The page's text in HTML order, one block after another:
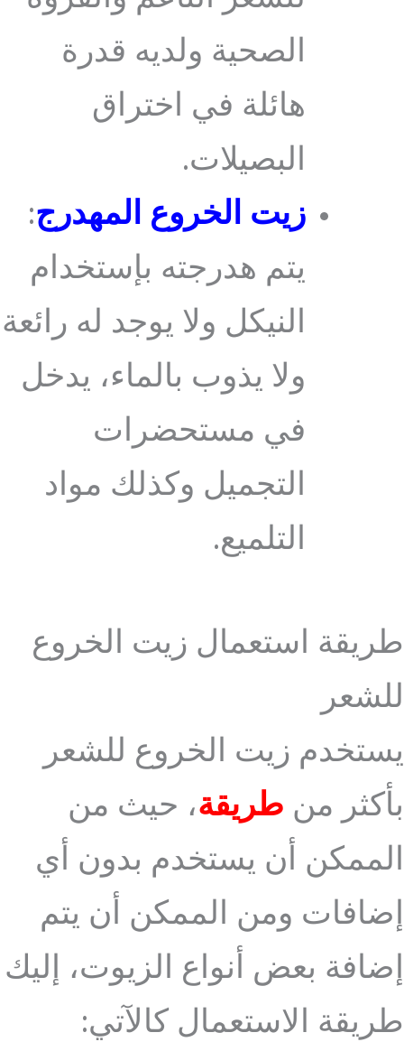
الصحية ولديه قدرة
هائلة في اختراق
البصيلات.
زيت الخروع المهدرج:
يتم هدرجته بإستخدام
النيكل ولا يوجد له رائعة
ولا يذوب بالماء، يدخل
في مستحضرات
التجميل وكذلك مواد
التلميع.
طريقة استعمال زيت الخروع
للشعر
يستخدم زيت الخروع للشعر
بأكثر من طريقة، حيث من
الممكن أن يستخدم بدون أي
إضافات ومن الممكن أن يتم
إضافة بعض أنواع الزيوت، إليك
طريقة الاستعمال كالآتي: